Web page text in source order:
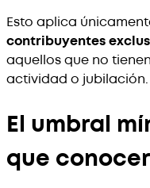
Esto aplica
contribuyentes
aquellos que no
actividad o jubilación.
El umbral
que conocer